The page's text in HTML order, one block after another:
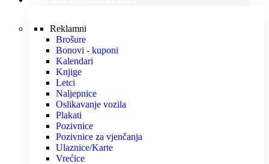
Reklamni
Brošure
Bonovi - kuponi
Kalendari
Knjige
Letci
Naljepnice
Oslikavanje vozila
Plakati
Pozivnice
Pozivnice za vjenčanja
Ulaznice/Karte
Vrećice